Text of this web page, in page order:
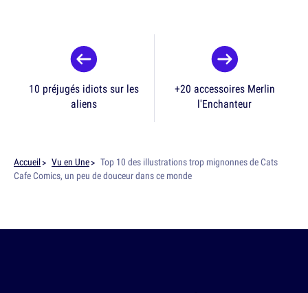
10 préjugés idiots sur les
aliens
+20 accessoires Merlin
l'Enchanteur
Accueil Vu en Une
Top 10 des illustrations trop mignonnes de Cats
Cafe Comics, un peu de douceur dans ce monde